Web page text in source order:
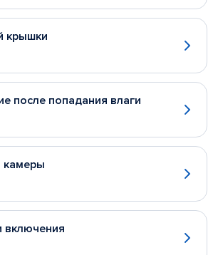
крышки
после попадания влаги
камеры
включения